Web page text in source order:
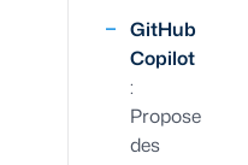
GitHub
Copilot
:
Propose
des